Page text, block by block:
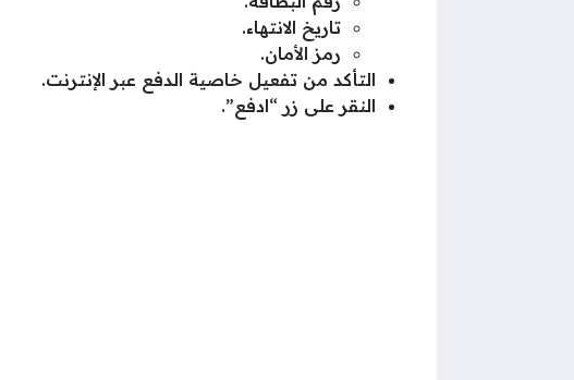
تاريخ الانتهاء.
رمز الأمان.
التأكد من تفعيل خاصية الدفع عبر الإنترنت.
النقر على زر “ادفع”.